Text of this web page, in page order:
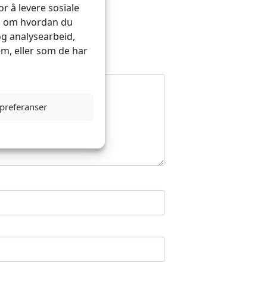
å levere sosiale
hvordan du
analysearbeid,
eller som de har